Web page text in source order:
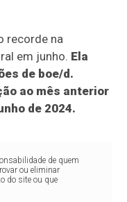
recorde na
em junho. Ela
de boe/d.
ao mês anterior
de 2024.
de quem
ou eliminar
do site ou que